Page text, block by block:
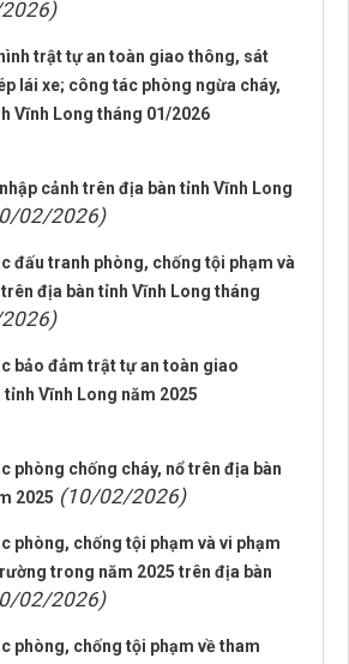
trật tự an toàn giao thông, sát
lái xe; công tác phòng ngừa cháy,
Vĩnh Long tháng 01/2026
cảnh trên địa bàn tỉnh Vĩnh Long
02/2026)
đấu tranh phòng, chống tội phạm và
địa bàn tỉnh Vĩnh Long tháng
bảo đảm trật tự an toàn giao
Vĩnh Long năm 2025
phòng chống cháy, nổ trên địa bàn
2025 (10/02/2026)
phòng, chống tội phạm và vi phạm
trong năm 2025 trên địa bàn
02/2026)
phòng, chống tội phạm về tham